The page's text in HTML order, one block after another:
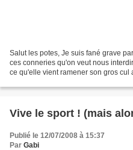
Salut les potes, Je suis fané grave
ces conneries qu'on veut nous
ce qu'elle vient ramener son gros cul
Vive le sport ! (mais
Publié le 12/07/2008 à 15:37
Par Gabi